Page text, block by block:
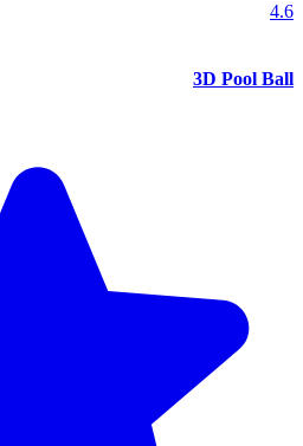
4.6
3D Pool Ball